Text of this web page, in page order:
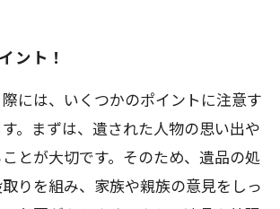
ント！
には、いくつかのポイントに注意す
。まずは、遺された人物の思い出や
とが大切です。そのため、遺品の処
りを組み、家族や親族の意見をしっ